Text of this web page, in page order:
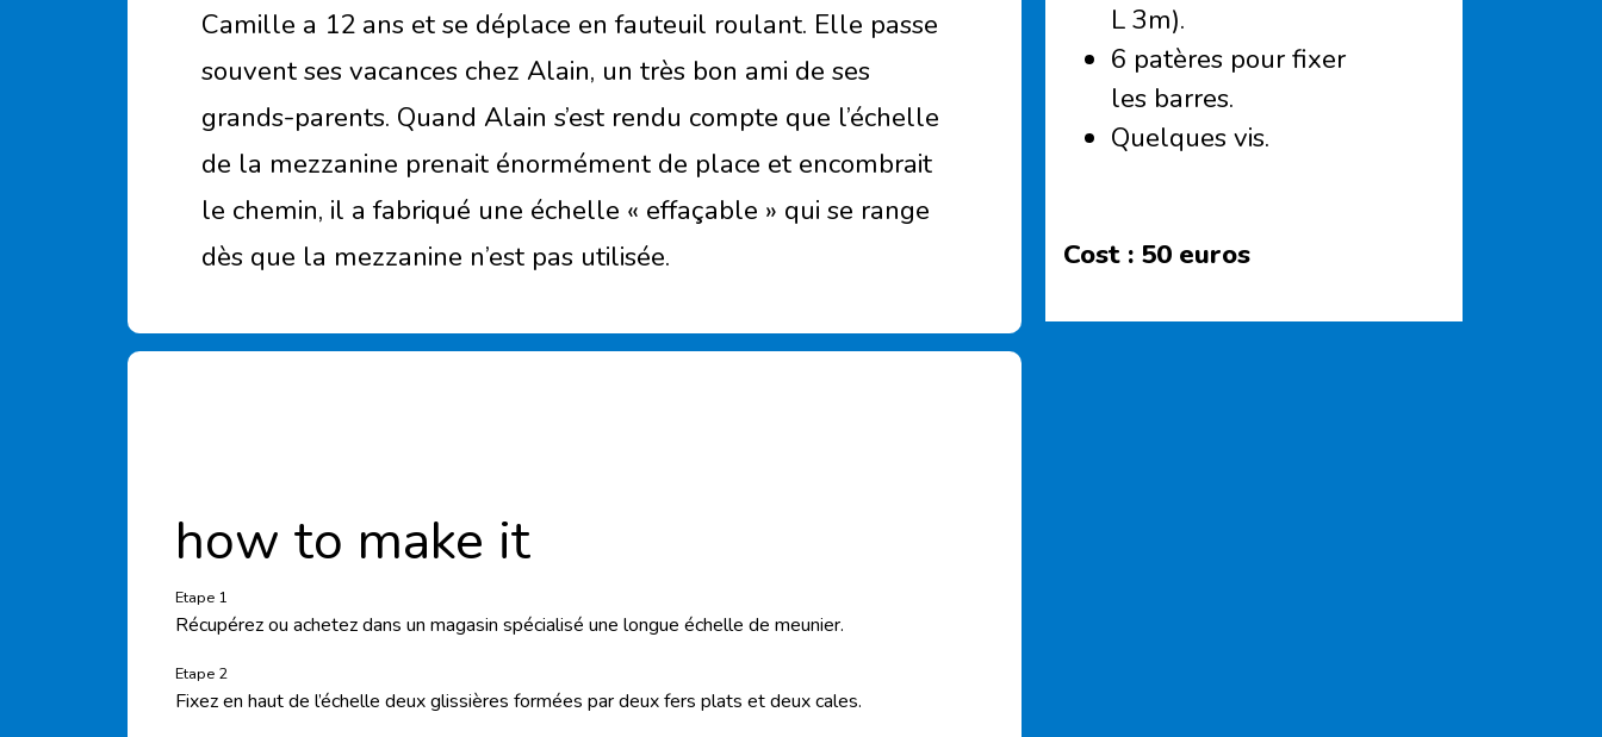
Camille a 12 ans et se déplace en fauteuil roulant. Elle passe
souvent ses vacances chez Alain, un très bon ami de ses
grands-parents. Quand Alain s’est rendu compte que l’échelle
de la mezzanine prenait énormément de place et encombrait
le chemin, il a fabriqué une échelle « effaçable » qui se range
dès que la mezzanine n’est pas utilisée.
how to make it
Etape 1
Récupérez ou achetez dans un magasin spécialisé une longue échelle de meunier.
Etape 2
Fixez en haut de l’échelle deux glissières formées par deux fers plats et deux cales.
L 3m).
6 patères pour fixer
les barres.
Quelques vis.
Cost : 50 euros